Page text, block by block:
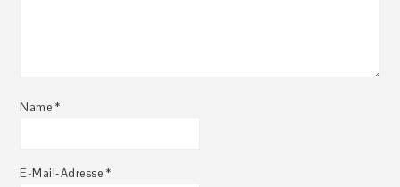
Name *
E-Mail-Adresse *